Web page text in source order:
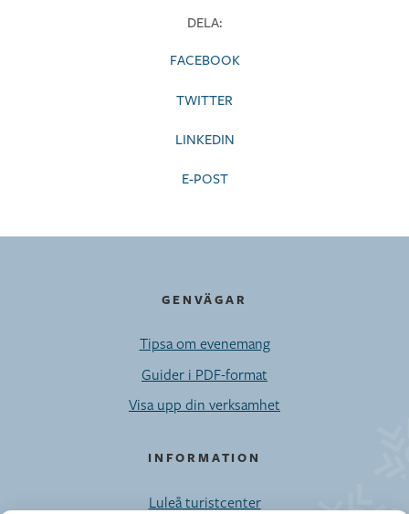
DELA:
FACEBOOK
TWITTER
LINKEDIN
E-POST
GENVÄGAR
Tipsa om evenemang
Guider i PDF-format
Visa upp din verksamhet
INFORMATION
Luleå turistcenter